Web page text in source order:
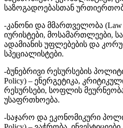
საზოგადოებასთან
-კანონი და მმართველობა (Law
იურისტები, მოსამართლეები,
ადამიანის უფლებების და
სპეციალისტები.
-ბუნებრივი რესურსების
Policy) – ენერგეტიკა,
რესურსები, სოფლის
უსაფრთხოება.
-საჯარო და ეკონომიკური